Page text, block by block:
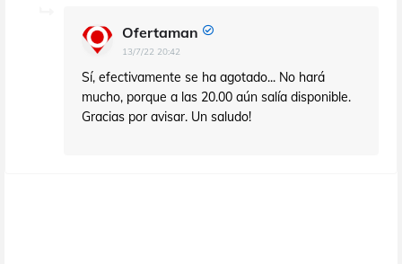
Ofertaman
13/7/22 20:42
Sí, efectivamente se ha agotado... No hará
mucho, porque a las 20.00 aún salía disponible.
Gracias por avisar. Un saludo!